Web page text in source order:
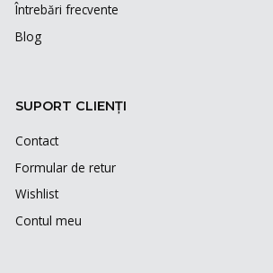
Întrebări frecvente
Blog
SUPORT CLIENȚI
Contact
Formular de retur
Wishlist
Contul meu